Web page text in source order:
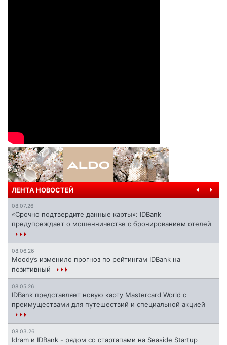
ЛЕНТА НОВОСТЕЙ
08.07.26
«Срочно подтвердите данные карты»: IDBank
предупреждает о мошенничестве с бронированием отелей
08.06.26
Moody’s изменило прогноз по рейтингам IDBank на
позитивный
08.05.26
IDBank представляет новую карту Mastercard World с
преимуществами для путешествий и специальной акцией
08.03.26
Idram и IDBank - рядом со стартапами на Seaside Startup